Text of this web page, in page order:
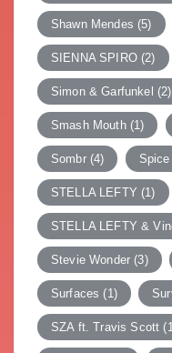
Shawn Mendes (5)
SIENNA SPIRO(2)
Simon & Garfunkel (2)
Smash Mouth(1)
Sombr(4)
STELLA LEFTY (1)
STELLA LEFTY &
Stevie Wonder (3)
Surfaces (1)
SZA ft. Travis Scott